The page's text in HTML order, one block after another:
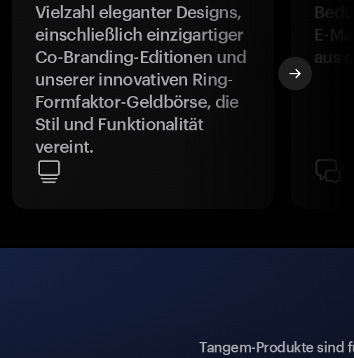
Vielzahl eleganter Designs,
einschließlich einzigartiger
Co-Branding-Editionen und
unserer innovativen Ring-
Formfaktor-Geldbörse, die
Stil und Funktionalität
vereint.
E-
aus
Tangem-Produkte sind